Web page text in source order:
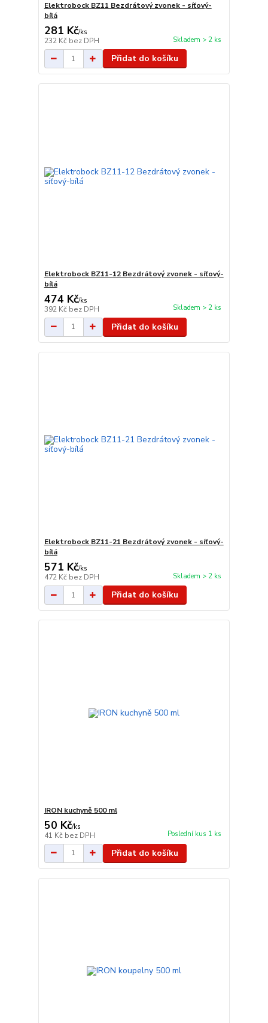
Elektrobock BZ11 Bezdrátový zvonek - síťový-
bílá
281 Kč/ks
232 Kč bez DPH Skladem > 2 ks
Přidat do košíku
Elektrobock BZ11-12 Bezdrátový zvonek - síťový-
bílá
474 Kč/ks
392 Kč bez DPH Skladem > 2 ks
Přidat do košíku
Elektrobock BZ11-21 Bezdrátový zvonek - síťový-
bílá
571 Kč/ks
472 Kč bez DPH Skladem > 2 ks
Přidat do košíku
IRON kuchyně 500 ml
50 Kč/ks
41 Kč bez DPH Poslední kus 1 ks
Přidat do košíku